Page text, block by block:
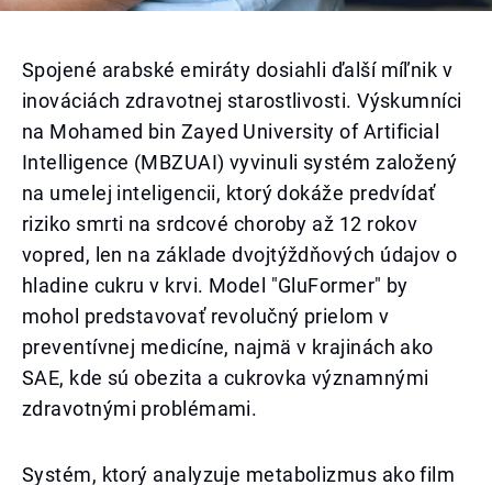
Spojené arabské emiráty dosiahli ďalší míľnik v
inováciách zdravotnej starostlivosti. Výskumníci
na Mohamed bin Zayed University of Artificial
Intelligence (MBZUAI) vyvinuli systém založený
na umelej inteligencii, ktorý dokáže predvídať
riziko smrti na srdcové choroby až 12 rokov
vopred, len na základe dvojtýždňových údajov o
hladine cukru v krvi. Model "GluFormer" by
mohol predstavovať revolučný prielom v
preventívnej medicíne, najmä v krajinách ako
SAE, kde sú obezita a cukrovka významnými
zdravotnými problémami.
Systém, ktorý analyzuje metabolizmus ako film